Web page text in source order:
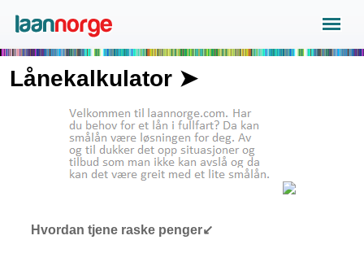
Lånekalkulator ➤
Hvordan tjene raske penger↙